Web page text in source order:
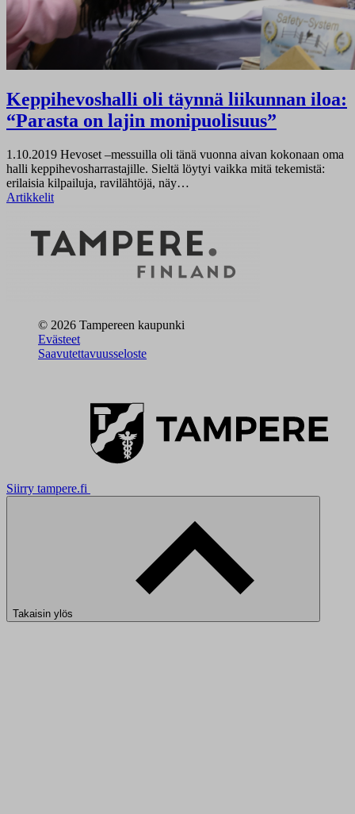
Keppihevoshalli oli täynnä liikunnan iloa:
“Parasta on lajin monipuolisuus”
1.10.2019 Hevoset –messuilla oli tänä vuonna aivan kokonaan oma
halli keppihevosharrastajille. Sieltä löytyi vaikka mitä tekemistä:
erilaisia kilpailuja, ravilähtöjä, näy…
Artikkelit
© 2026 Tampereen kaupunki
Evästeet
Saavutettavuusseloste
Siirry tampere.fi
Takaisin ylös